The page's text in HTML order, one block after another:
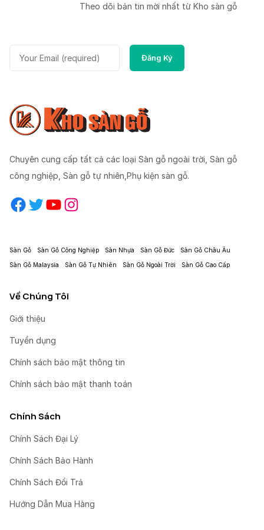
Theo dõi bản tin mời nhất từ Kho sàn gỗ
Chuyên cung cấp tất cả các loại Sàn gỗ ngoài trời, Sàn gỗ
công nghiệp, Sàn gỗ tự nhiên,Phụ kiện sàn gỗ.
Facebook Twitter YouTube Instagram
Sàn Gỗ Sàn Gỗ Công Nghiệp Sàn Nhựa Sàn Gỗ Đức Sàn Gỗ Châu Âu
Sàn Gỗ Malaysia Sàn Gỗ Tự Nhiên Sàn Gỗ Ngoài Trời Sàn Gỗ Cao Cấp
Về Chúng Tôi
Giới thiệu
Tuyển dụng
Chính sách bảo mật thông tin
Chính sách bảo mật thanh toán
Chính Sách
Chính Sách Đại Lý
Chính Sách Bảo Hành
Chính Sách Đổi Trả
Hướng Dẫn Mua Hàng